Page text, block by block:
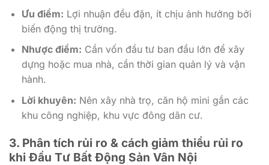
Ưu điểm: Lợi nhuận đều đặn, ít chịu ảnh hưởng bởi
biến động thị trường.
Nhược điểm: Cần vốn đầu tư ban đầu lớn để xây
dựng hoặc mua nhà, cần thời gian quản lý và vận
hành.
Lời khuyên: Nên xây nhà trọ, căn hộ mini gần các
khu công nghiệp, khu vực đông dân cư.
3. Phân tích rủi ro & cách giảm thiểu rủi ro
khi Đầu Tư Bất Động Sản Vân Nội